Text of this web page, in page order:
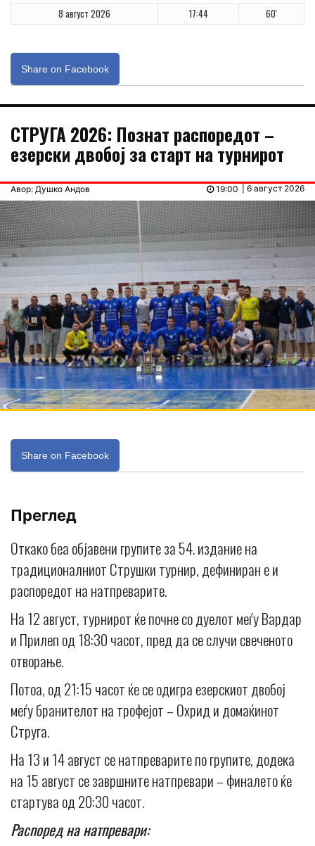
8 август 2026 17:44 60'
Share on Facebook
СТРУГА 2026: Познат распоредот –
езерски двобој за старт на турнирот
Авор: Душко Андов | 6 август 2026
19:00
Share on Facebook
Преглед
Откако беа објавени групите за 54. издание на
традиционалниот Струшки турнир, дефиниран е и
распоредот на натпреварите.
На 12 август, турнирот ќе почне со дуелот меѓу Вардар
и Прилеп од 18:30 часот, пред да се случи свеченото
отворање.
Потоа, од 21:15 часот ќе се одигра езерскиот двобој
меѓу бранителот на трофејот – Охрид и домаќинот
Струга.
На 13 и 14 август се натпреварите по групите, додека
на 15 август се завршните натпревари – финалето ќе
стартува од 20:30 часот.
Распоред на натпревари: